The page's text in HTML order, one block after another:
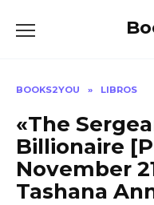
BOOKS2YOU » LIBROS
«The
Billionaire
November
Tashana